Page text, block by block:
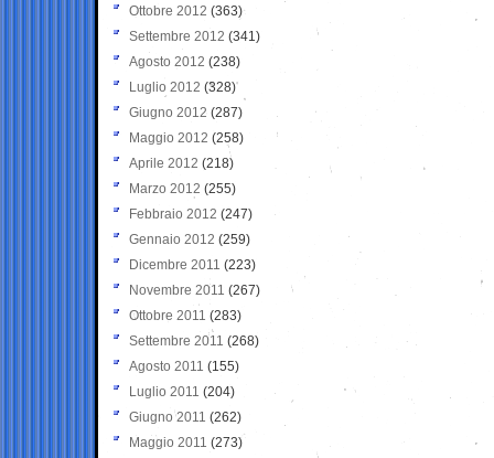
Ottobre 2012 (363)
Settembre 2012 (341)
Agosto 2012 (238)
Luglio 2012 (328)
Giugno 2012 (287)
Maggio 2012 (258)
Aprile 2012 (218)
Marzo 2012 (255)
Febbraio 2012 (247)
Gennaio 2012 (259)
Dicembre 2011 (223)
Novembre 2011 (267)
Ottobre 2011 (283)
Settembre 2011 (268)
Agosto 2011 (155)
Luglio 2011 (204)
Giugno 2011 (262)
Maggio 2011 (273)